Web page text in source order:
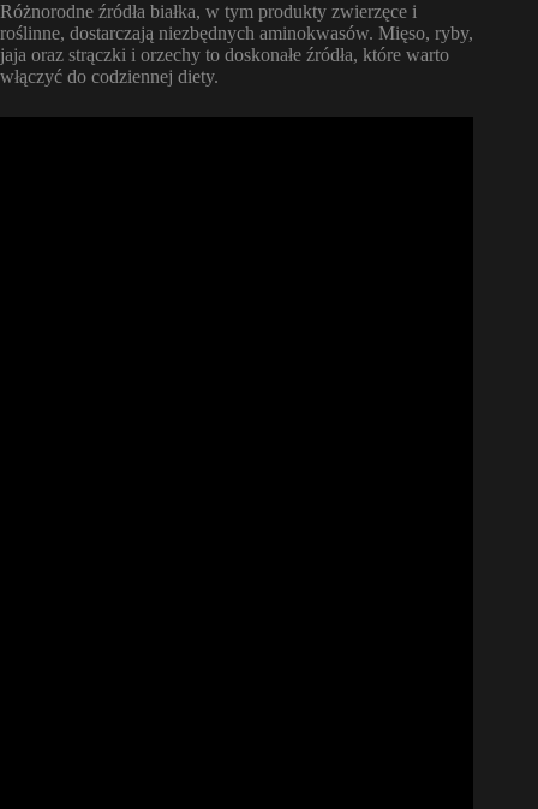
Różnorodne źródła białka, w tym produkty zwierzęce i
roślinne, dostarczają niezbędnych aminokwasów. Mięso, ryby,
jaja oraz strączki i orzechy to doskonałe źródła, które warto
włączyć do codziennej diety.